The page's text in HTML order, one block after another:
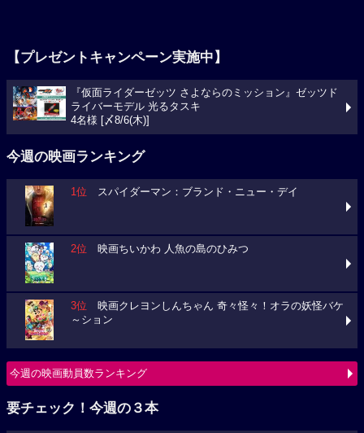
【プレゼントキャンペーン実施中】
『仮面ライダーゼッツ さよならのミッション』ゼッツド
ライバーモデル 光るタスキ
4名様 [〆8/6(木)]
今週の映画ランキング
1位 スパイダーマン：ブランド・ニュー・デイ
2位 映画ちいかわ 人魚の島のひみつ
3位 映画クレヨンしんちゃん 奇々怪々！オラの妖怪バケ
～ション
今週の映画動員数ランキング
要チェック！今週の３本